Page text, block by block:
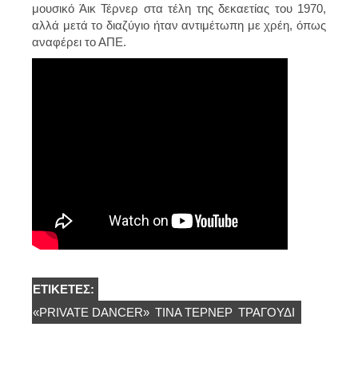
μουσικό Άικ Τέρνερ στα τέλη της δεκαετίας του 1970,
αλλά μετά το διαζύγιο ήταν αντιμέτωπη με χρέη, όπως
αναφέρει το ΑΠΕ.
ΕΤΙΚΈΤΕΣ:
«PRIVATE DANCER» ΤΊΝΑ ΤΈΡΝΕΡ ΤΡΑΓΟΎΔΙ